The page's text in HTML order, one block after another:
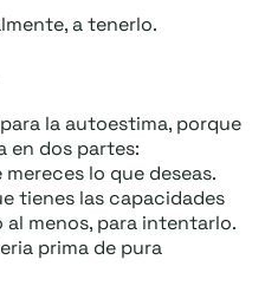
a tenerlo.
para la autoestima, porque
en dos partes:
lo que deseas.
tienes las capacidades
al menos, para intentarlo.
prima de pura